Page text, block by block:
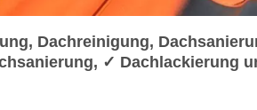
Dachreinigung,
✓ Dachlackierung